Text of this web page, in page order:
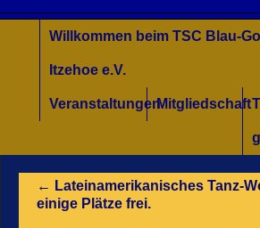
Willkommen für Interessierte
Tanzkurse Aktuell
Unsere Trainer/innen
Turniersport
Jugend/Kinder
Willkommen beim TSC Blau-
Itzehoe e.V.
VeranstaltungenMitgliedschaft
← Lateinamerikanisches Tanz-
einige Plätze frei.